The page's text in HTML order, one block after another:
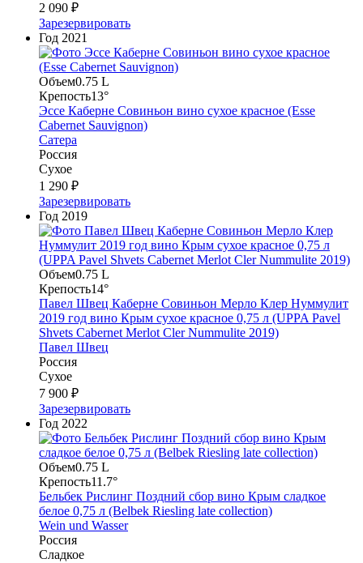
2 090 ₽
Зарезервировать
Год 2021
Объем0.75 L
Крепость13°
Эссе Каберне Совиньон вино сухое красное (Esse
Cabernet Sauvignon)
Сатера
Россия
Сухое
1 290 ₽
Зарезервировать
Год 2019
Объем0.75 L
Крепость14°
Павел Швец Каберне Совиньон Мерло Клер Нуммулит
2019 год вино Крым сухое красное 0,75 л (UPPA Pavel
Shvets Сabernet Merlot Cler Nummulite 2019)
Павел Швец
Россия
Сухое
7 900 ₽
Зарезервировать
Год 2022
Объем0.75 L
Крепость11.7°
Бельбек Рислинг Поздний сбор вино Крым сладкое
белое 0,75 л (Belbek Riesling late collection)
Wein und Wasser
Россия
Сладкое